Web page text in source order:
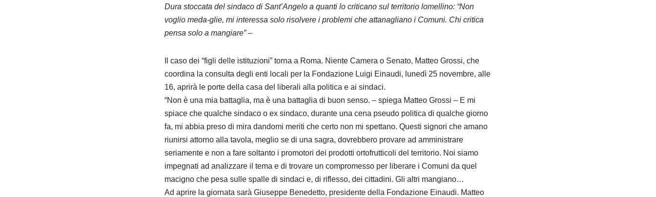
Dura stoccata del sindaco di Sant’Angelo a quanti lo criticano sul territorio lomellino: “Non
voglio meda-glie, mi interessa solo risolvere i problemi che attanagliano i Comuni. Chi critica
pensa solo a mangiare” –
Il caso dei “figli delle istituzioni” torna a Roma. Niente Camera o Senato, Matteo Grossi, che
coordina la consulta degli enti locali per la Fondazione Luigi Einaudi, lunedì 25 novembre, alle
16, aprirà le porte della casa del liberali alla politica e ai sindaci.
“Non è una mia battaglia, ma è una battaglia di buon senso. – spiega Matteo Grossi – E mi
spiace che qualche sindaco o ex sindaco, durante una cena pseudo politica di qualche giorno
fa, mi abbia preso di mira dandomi meriti che certo non mi spettano. Questi signori che amano
riunirsi attorno alla tavola, meglio se di una sagra, dovrebbero provare ad amministrare
seriamente e non a fare soltanto i promotori dei prodotti ortofrutticoli del territorio. Noi siamo
impegnati ad analizzare il tema e di trovare un compromesso per liberare i Comuni da quel
macigno che pesa sulle spalle di sindaci e, di riflesso, dei cittadini. Gli altri mangiano…
Ad aprire la giornata sarà Giuseppe Benedetto, presidente della Fondazione Einaudi. Matteo